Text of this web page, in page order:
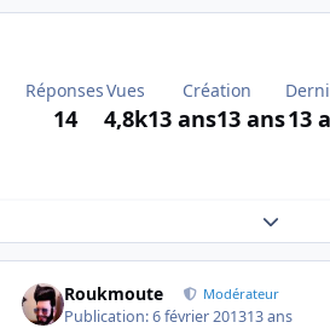
Réponses
14
Vues
4,8k
Création
13 ans13 ans13
Expand
Roukmoute Modérateur
Publication:6 février 201313 ans